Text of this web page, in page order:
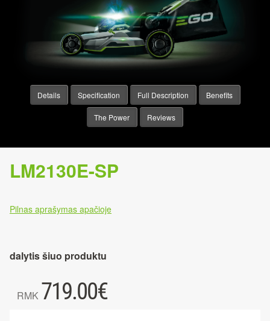
Details Specification Full Description Benefits
The Power Reviews
LM2130E-SP
Pilnas aprašymas apačioje
dalytis šiuo produktu
RMK 719.00€